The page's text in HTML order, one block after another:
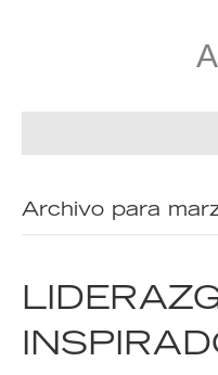
Archivo para